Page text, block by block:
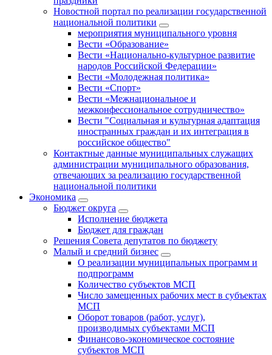
Новостной портал по реализации государственной
национальной политики
мероприятия муниципального уровня
Вести «Образование»
Вести «Национально-культурное развитие
народов Российской Федерации»
Вести «Молодежная политика»
Вести «Спорт»
Вести «Межнациональное и
межконфессиональное сотрудничество»
Вести "Социальная и культурная адаптация
иностранных граждан и их интеграция в
российское общество"
Контактные данные муниципальных служащих
администрации муниципального образования,
отвечающих за реализацию государственной
национальной политики
Экономика
Бюджет округa
Исполнение бюджета
Бюджет для граждан
Решения Совета депутатов по бюджету
Малый и средний бизнес
О реализации муниципальных программ и
подпрограмм
Количество субъектов МСП
Число замещенных рабочих мест в субъектах
МСП
Оборот товаров (работ, услуг),
производимых субъектами МСП
Финансово-экономическое состояние
субъектов МСП